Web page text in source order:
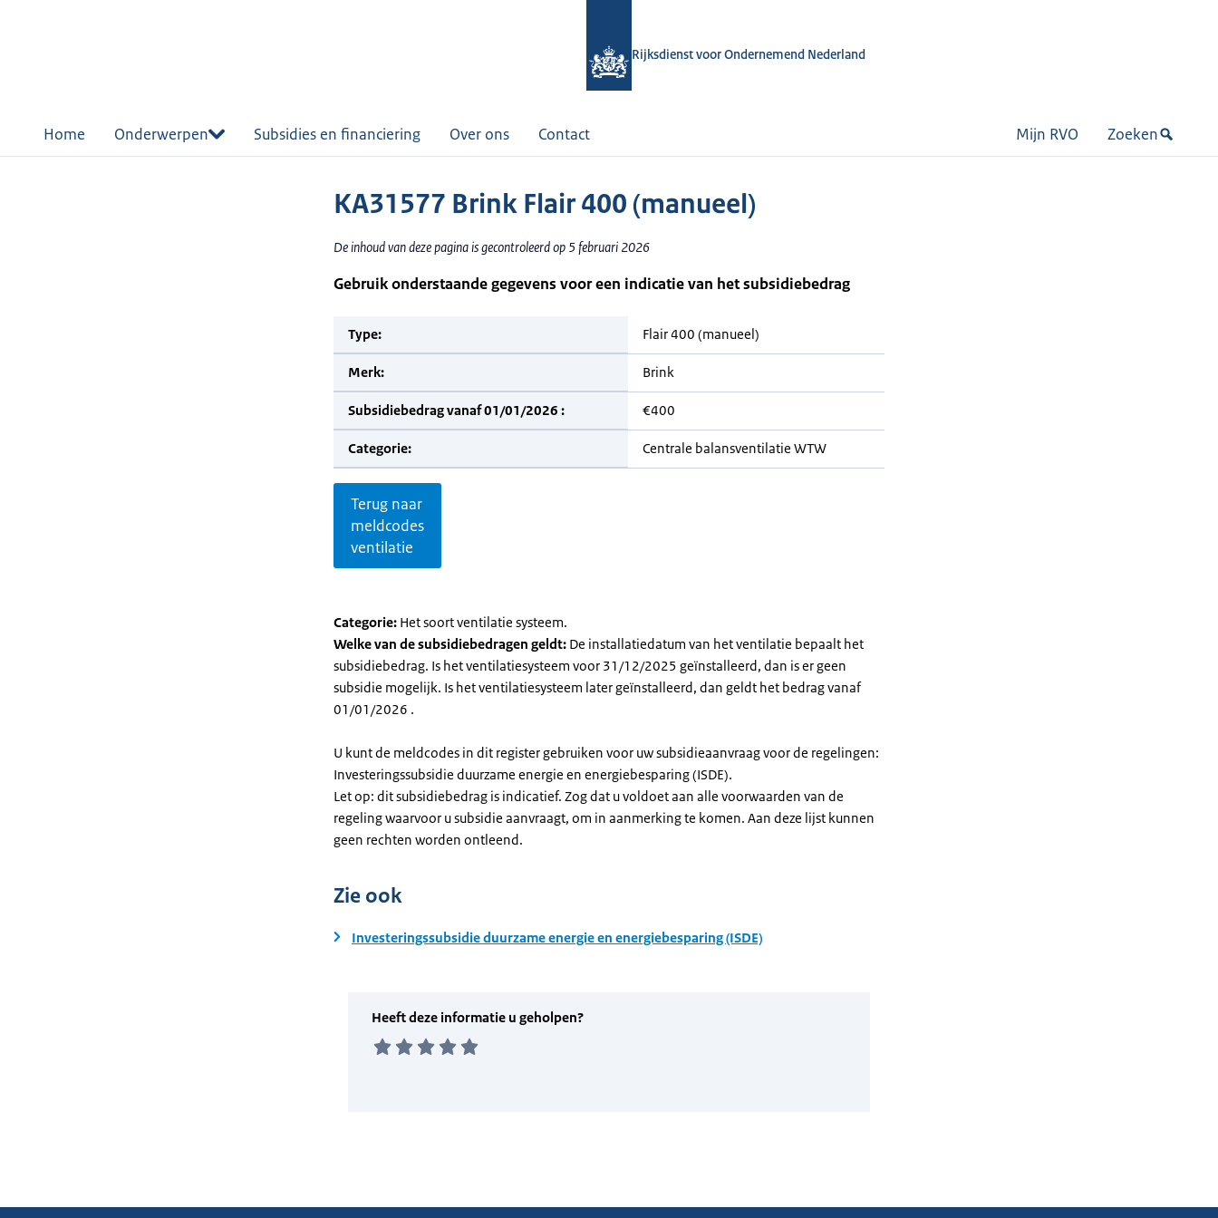
Rijksdienst voor Ondernemend Nederland
Home Onderwerpen Subsidies en financiering Over ons Contact Mijn RVO Zoeken
KA31577 Brink Flair 400 (manueel)
De inhoud van deze pagina is gecontroleerd op 5 februari 2026
Gebruik onderstaande gegevens voor een indicatie van het subsidiebedrag
Type: Flair 400 (manueel)
Merk: Brink
Subsidiebedrag vanaf 01/01/2026 : €400
Categorie: Centrale balansventilatie WTW
Terug naar
meldcodes
ventilatie
Categorie: Het soort ventilatie systeem.
Welke van de subsidiebedragen geldt: De installatiedatum van het ventilatie bepaalt het
subsidiebedrag. Is het ventilatiesysteem voor 31/12/2025 geïnstalleerd, dan is er geen
subsidie mogelijk. Is het ventilatiesysteem later geïnstalleerd, dan geldt het bedrag vanaf
01/01/2026 .
U kunt de meldcodes in dit register gebruiken voor uw subsidieaanvraag voor de regelingen:
Investeringssubsidie duurzame energie en energiebesparing (ISDE).
Let op: dit subsidiebedrag is indicatief. Zog dat u voldoet aan alle voorwaarden van de
regeling waarvoor u subsidie aanvraagt, om in aanmerking te komen. Aan deze lijst kunnen
geen rechten worden ontleend.
Zie ook
Investeringssubsidie duurzame energie en energiebesparing (ISDE)